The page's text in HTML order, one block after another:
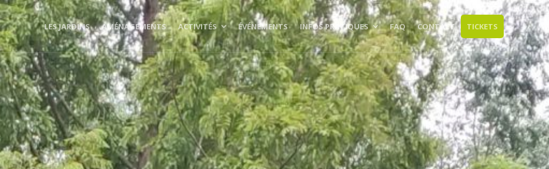
LES JARDINS AMÉNAGEMENTS ACTIVITÉS ÉVÉNEMENTS INFOS PRATIQUES FAQ CONTACT TICKETS